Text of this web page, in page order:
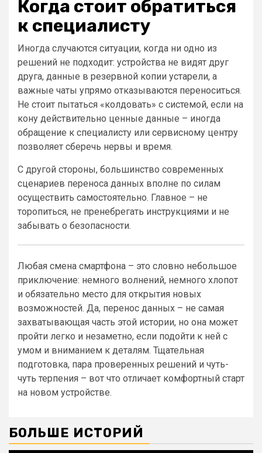
Когда стоит обратиться
к специалисту
Иногда случаются ситуации, когда ни одно из
решений не подходит: устройства не видят друг
друга, данные в резервной копии устарели, а
важные чаты упрямо отказываются переноситься.
Не стоит пытаться «колдовать» с системой, если на
кону действительно ценные данные – иногда
обращение к специалисту или сервисному центру
позволяет сберечь нервы и время.
С другой стороны, большинство современных
сценариев переноса данных вполне по силам
осуществить самостоятельно. Главное – не
торопиться, не пренебрегать инструкциями и не
забывать о безопасности.
Любая смена смартфона – это словно небольшое
приключение: немного волнений, немного хлопот
и обязательно место для открытия новых
возможностей. Да, перенос данных – не самая
захватывающая часть этой истории, но она может
пройти легко и незаметно, если подойти к ней с
умом и вниманием к деталям. Тщательная
подготовка, пара проверенных решений и чуть-
чуть терпения – вот что отличает комфортный старт
на новом устройстве.
БОЛЬШЕ ИСТОРИЙ